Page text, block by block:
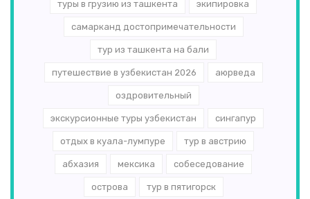
туры в грузию из ташкента экипировка
самарканд достопримечательности
тур из ташкента на бали
путешествие в узбекистан 2026 аюрведа
оздровительный
экскурсионные туры узбекистан сингапур
отдых в куала-лумпуре тур в австрию
абхазия мексика собеседование
острова тур в пятигорск